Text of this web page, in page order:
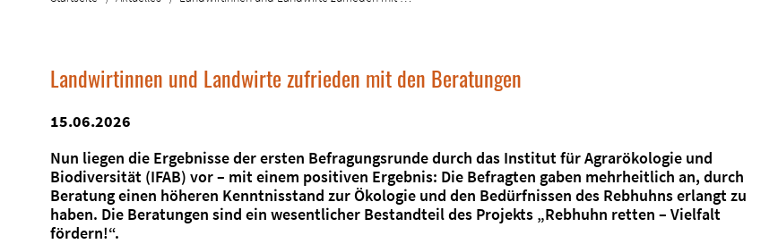
Landwirtinnen und Landwirte zufrieden mit den Beratungen
15.06.2026
Nun liegen die Ergebnisse der ersten Befragungsrunde durch das Institut für Agrarökologie und
Biodiversität (IFAB) vor – mit einem positiven Ergebnis: Die Befragten gaben mehrheitlich an, durch
Beratung einen höheren Kenntnisstand zur Ökologie und den Bedürfnissen des Rebhuhns erlangt zu
haben. Die Beratungen sind ein wesentlicher Bestandteil des Projekts „Rebhuhn retten – Vielfalt
fördern!“.